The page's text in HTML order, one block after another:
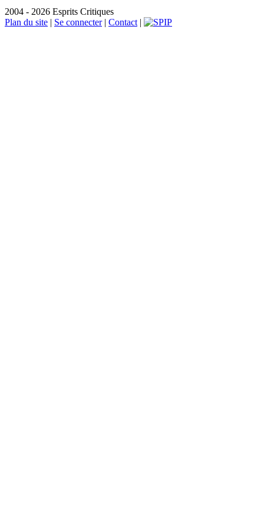
2004 - 2026 Esprits Critiques
Plan du site | Se connecter| Contact |